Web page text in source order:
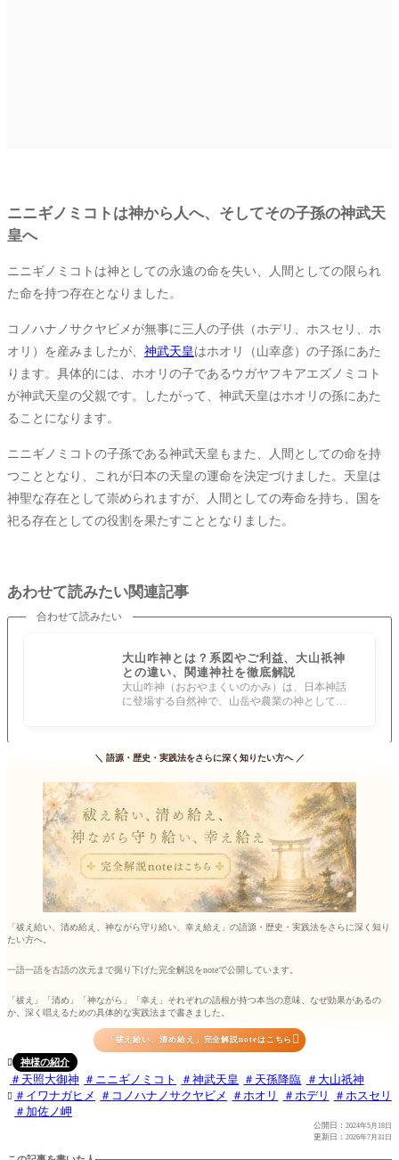
ニニギノミコトは神から人へ、そしてその子孫の神武天
皇へ
ニニギノミコトは神としての永遠の命を失い、人間としての限られ
た命を持つ存在となりました。
コノハナノサクヤビメが無事に三人の子供（ホデリ、ホスセリ、ホ
オリ）を産みましたが、 神武天皇はホオリ（山幸彦）の子孫にあた
ります。具体的には、ホオリの子であるウガヤフキアエズノミコト
が神武天皇の父親です。したがって、神武天皇はホオリの孫にあた
ることになります。
ニニギノミコトの子孫である神武天皇もまた、人間としての命を持
つこととなり、これが日本の天皇の運命を決定づけました。天皇は
神聖な存在として崇められますが、人間としての寿命を持ち、国を
祀る存在としての役割を果たすこととなりました。
あわせて読みたい関連記事
合わせて読みたい
大山咋神とは？系図やご利益、大山祇神
との違い、関連神社を徹底解説
大山咋神（おおやまくいのかみ）は、日本神話
に登場する自然神で、山岳や農業の神として知
＼ 語源・歴史・実践法をさらに深く知りたい方へ／
「祓え給い、清め給え、神ながら守り給い、幸え給え」の語源・歴史・実践法をさらに深く知り
たい方へ。
一語一語を古語の次元まで掘り下げた完全解説をnoteで公開しています。
「祓え」「清め」「神ながら」「幸え」それぞれの語根が持つ本当の意味、なぜ効果があるの
か、深く唱えるための具体的な実践法まで書きました。
「祓え給い、清め給え」完全解説noteはこちら 
 神様の紹介

天照大御神 ニニギノミコト 神武天皇 天孫降臨
大山祇神
イワナガヒメ
コノハナノサクヤビメ ホオリ ホデリ
ホスセリ
加佐ノ岬
公開日： 2024年5月18日
更新日： 2026年7月31日